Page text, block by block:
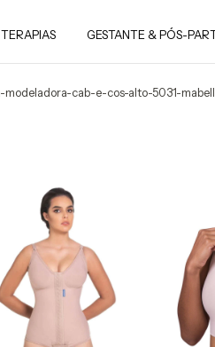
GESTANTE & PÓS-
cab-e-cos-alto-5031-